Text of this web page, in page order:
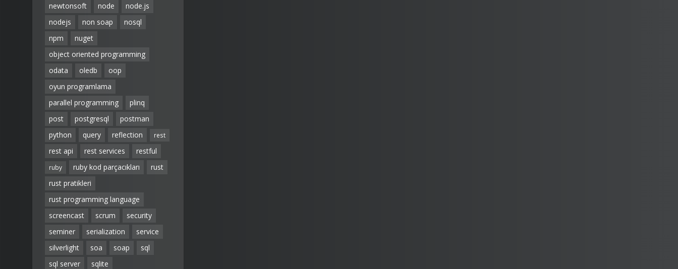
newtonsoft
node
node.js
nodejs
non soap
nosql
npm
nuget
object oriented programming
odata
oledb
oop
oyun programlama
parallel programming
plinq
post
postgresql
postman
python
query reflection rest
rest api rest services restful
ruby ruby kod parçacıkları
rust
rust pratikleri
rust programming language
screencast
scrum
security
seminer
serialization
service
silverlight
soa soap
sql
sql server
sqlite